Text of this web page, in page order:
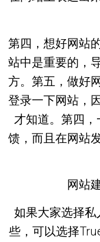
第四，想好网站
站中是重要的，
方。第五，做好
登录一下网站，
才知道。第四
馈，而且在网站
网站
如果大家选择
些，可以选择